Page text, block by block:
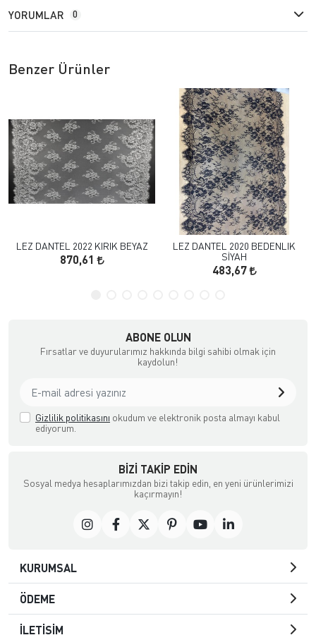
YORUMLAR 0
Benzer Ürünler
LEZ DANTEL 2022 KIRIK BEYAZ
870,61
LEZ DANTEL 2020 BEDENLIK
SİYAH
483,67
ABONE OLUN
Fırsatlar ve duyurularımız hakkında bilgi sahibi olmak için
kaydolun!
Gizlilik politikasını okudum ve elektronik posta almayı kabul
ediyorum.
BIZI TAKIP EDIN
Sosyal medya hesaplarımızdan bizi takip edin, en yeni ürünlerimizi
kaçırmayın!
KURUMSAL
ÖDEME
İLETİŞİM